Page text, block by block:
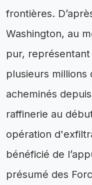
frontières.
Washington, au
pur,
plusieurs millions
acheminés
raffinerie au
opération
bénéficié de
présumé des